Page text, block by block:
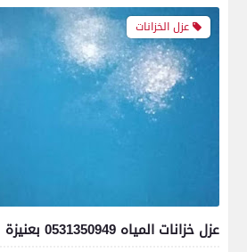
عزل الخزانات
عزل خزانات المياه 0531350949 بعنيزة